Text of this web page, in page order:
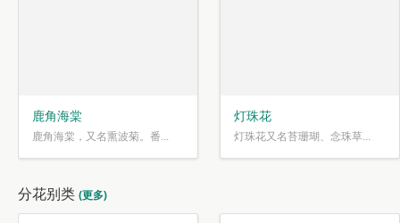
鹿角海棠
鹿角海棠，又名熏波菊。番...
灯珠花
灯珠花又名苔珊瑚、念珠草...
分花别类 (更多)